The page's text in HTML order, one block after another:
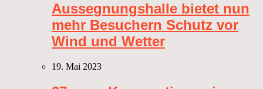
Aussegnungshalle bietet nun
mehr Besuchern Schutz vor
Wind und Wetter
19. Mai 2023